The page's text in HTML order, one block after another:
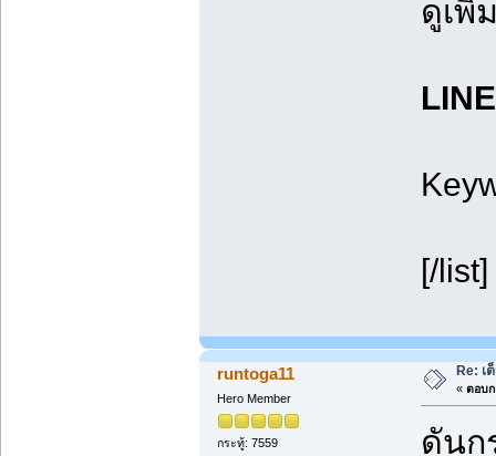
ดูเพิ่
[/list]
runtoga11
Hero Member
กระทู้: 7559
Re: เ
« ตอบก
ดันก